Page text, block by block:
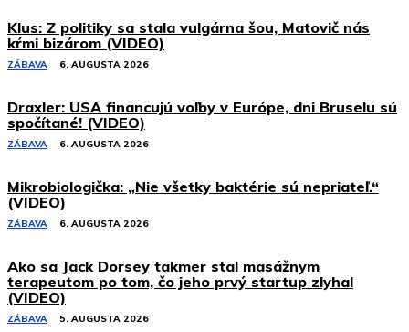
Klus: Z politiky sa stala vulgárna šou, Matovič nás
kŕmi bizárom (VIDEO)
ZÁBAVA 6. AUGUSTA 2026
Draxler: USA financujú voľby v Európe, dni Bruselu sú
spočítané! (VIDEO)
ZÁBAVA 6. AUGUSTA 2026
Mikrobiologička: „Nie všetky baktérie sú nepriateľ.“
(VIDEO)
ZÁBAVA 6. AUGUSTA 2026
Ako sa Jack Dorsey takmer stal masážnym
terapeutom po tom, čo jeho prvý startup zlyhal
(VIDEO)
ZÁBAVA 5. AUGUSTA 2026